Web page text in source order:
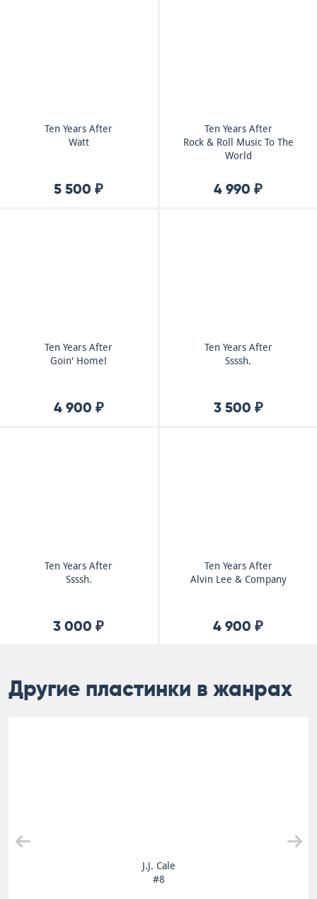
Ten Years After
Watt
5 500 ₽
Ten Years After
Rock & Roll Music To The
World
4 990 ₽
Ten Years After
Goin' Home!
4 900 ₽
Ten Years After
Ssssh.
3 500 ₽
Ten Years After
Ssssh.
3 000 ₽
Ten Years After
Alvin Lee & Company
4 900 ₽
Другие пластинки в жанрах
J.J. Cale
#8